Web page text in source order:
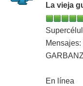
La vieja
En línea